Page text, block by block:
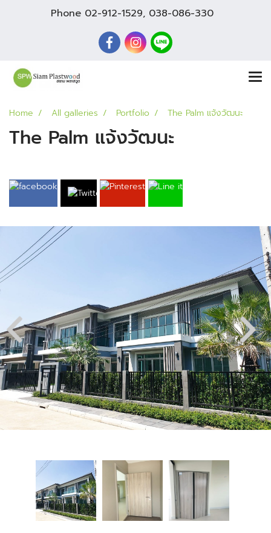
Phone 02-912-1529, 038-086-330
Home All galleries Portfolio The Palm แจ้งวัฒนะ
The Palm แจ้งวัฒนะ